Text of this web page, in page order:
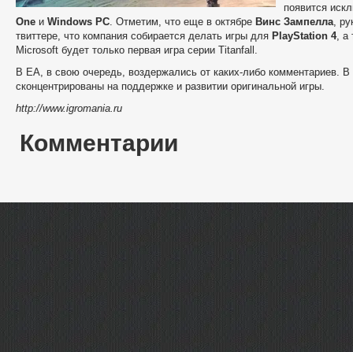
появится
One и Windows PC. Отметим, что еще в октябре Винс Зампелла,
твиттере, что компания собирается делать игры для PlayStation 4, а
Microsoft будет только первая игра серии Titanfall.
В ЕА, в свою очередь, воздержались от каких-либо комментариев.
сконцентрированы на поддержке и развитии оригинальной игры.
http://www.igromania.ru
Комментарии